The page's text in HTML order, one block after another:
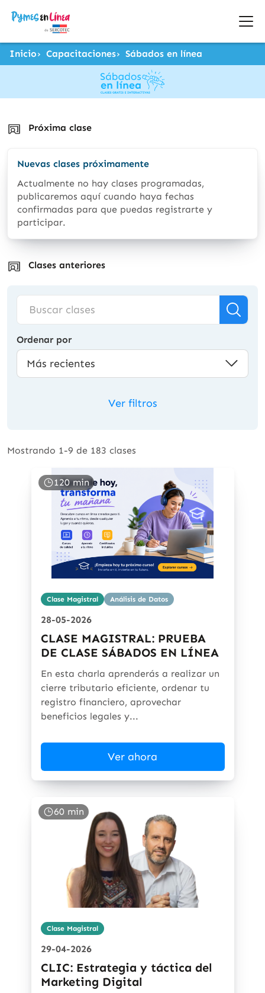
Inicio Capacitaciones Sábados en línea
Próxima clase
Nuevas clases próximamente
Actualmente no hay clases programadas,
publicaremos aquí cuando haya fechas
confirmadas para que puedas registrarte y
participar.
Clases anteriores
Ordenar por
Más recientes
Ver filtros
Mostrando 1-9 de 183 clases
120 min
Clase Magistral Análisis de Datos
28-05-2026
CLASE MAGISTRAL: PRUEBA
DE CLASE SÁBADOS EN LÍNEA
En esta charla aprenderás a realizar un
cierre tributario eficiente, ordenar tu
registro financiero, aprovechar
beneficios legales y...
Ver ahora
60 min
Clase Magistral
29-04-2026
CLIC: Estrategia y táctica del
Marketing Digital